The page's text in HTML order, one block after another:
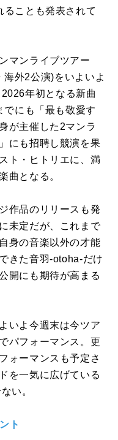
ことも発表されて
マンライブツアー
海外2公演)をいよいよ
年初となる新曲
でにも「最も敬愛す
が主催した2マンラ
にも招聘し競演を果
ト・ヒトリエに、満
曲となる。
作品のリリースも発
未定だが、これまで
身の音楽以外の才能
きた音羽-otoha-だけ
開にも期待が高まる
いよ今週末は今ツア
パフォーマンス。更
ォーマンスも予定さ
を一気に広げている
い。
ト